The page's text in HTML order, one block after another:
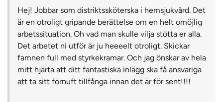
Hej! Jobbar som distriktssköterska i hemsjukvård. Det
är en otroligt gripande berättelse om en helt omöjlig
arbetssituation. Oh vad man skulle vilja stötta er alla.
Det arbetet ni utför är ju heeeelt otroligt. Skickar
famnen full med styrkekramar. Och jag önskar av hela
mitt hjärta att ditt fantastiska inlägg ska få ansvariga
att ta sitt förnuft tillfånga innan det är för sent!!!!